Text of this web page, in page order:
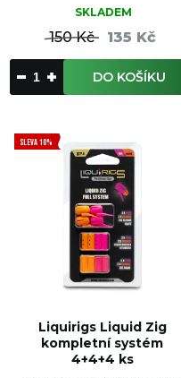
SKLADEM
150 Kč 135 Kč
DO KOŠÍKU
SLEVA 10%
Liquirigs Liquid Zig
kompletní systém
4+4+4 ks